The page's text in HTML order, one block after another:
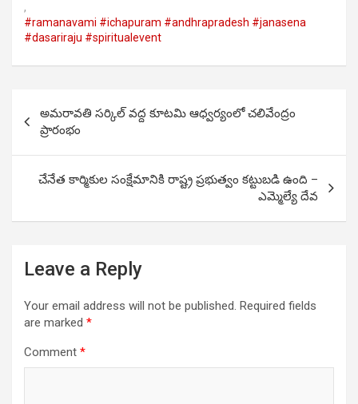
,
#ramanavami #ichapuram #andhrapradesh #janasena
#dasariraju #spiritualevent
navigation
అమరావతి సర్కిల్ వద్ద కూటమి ఆధ్వర్యంలో చలివేంద్రం
ప్రారంభం
చేనేత కార్మికుల సంక్షేమానికి రాష్ట్ర ప్రభుత్వం కట్టుబడి ఉంది –
ఎమ్మెల్యే దేవ
Leave a Reply
Your email address will not be published. Required fields
are marked *
Comment *